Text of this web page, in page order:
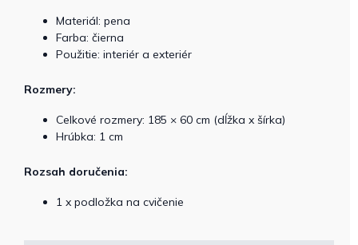
Materiál: pena
Farba: čierna
Použitie: interiér a exteriér
Rozmery:
Celkové rozmery: 185 × 60 cm (dĺžka x šírka)
Hrúbka: 1 cm
Rozsah doručenia:
1 x podložka na cvičenie